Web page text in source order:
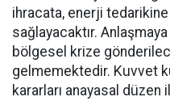
ihracata, enerji
sağlayacaktır.
bölgesel krize
gelmemektedir. Kuvvet
kararları anayasal düzen